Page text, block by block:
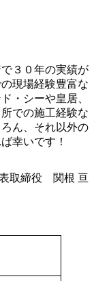
３０年の実績が
現場経験豊富な
・シーや皇居、
での施工経験な
ん、それ以外の
幸いです！
取締役 関根 亘